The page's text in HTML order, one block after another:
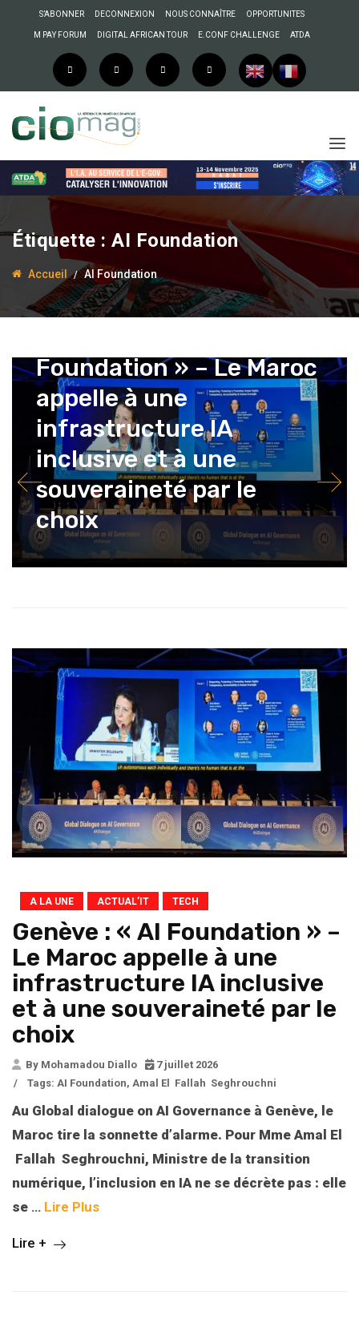
S’ABONNER DECONNEXION NOUS CONNAÎTRE OPPORTUNITES
M PAY FORUM DIGITAL AFRICAN TOUR E.CONF CHALLENGE ATDA
Étiquette : AI Foundation
Accueil AI Foundation
7 juillet 2026 Mohamadou Diallo
Foundation » – Le Maroc
appelle à une
infrastructure IA
inclusive et à une
souveraineté par le
choix
A LA UNE ACTUAL’IT TECH
Genève : « AI Foundation » –
Le Maroc appelle à une
infrastructure IA inclusive
et à une souveraineté par le
choix
By Mohamadou Diallo
7 juillet 2026
/
Tags: AI Foundation, Amal El Fallah Seghrouchni
Au Global dialogue on AI Governance à Genève, le
Maroc tire la sonnette d’alarme. Pour Mme Amal El
Fallah Seghrouchni, Ministre de la transition
numérique, l’inclusion en IA ne se décrète pas : elle
se … Lire Plus
Lire +